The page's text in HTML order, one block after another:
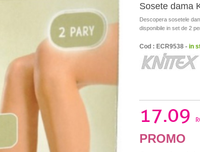
Sosete dama
Descopera sosetele
disponibile in set de 2
Cod : ECR9538 - in
17.09
PROMO